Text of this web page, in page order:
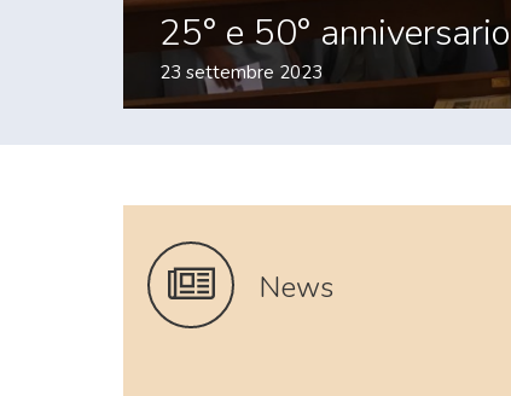
Religiosa
Casa per
News